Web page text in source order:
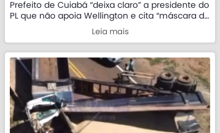
Prefeito de Cuiabá “deixa claro” a presidente do
PL que não apoia Wellington e cita “máscara da
Leia mais